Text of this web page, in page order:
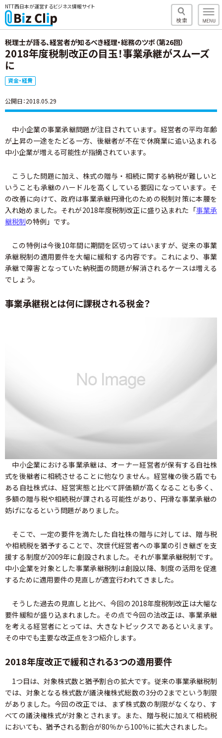
NTT西日本が運営するビジネス情報サイト
税理士が語る、経営者が知るべき経理・総務のツボ（第26回）
2018年度税制改正の目玉！事業承継がスムーズ
に
資金・経費
公開日：2018.05.29
中小企業の事業承継問題が注目されています。経営者の平均年齢
が上昇の一途をたどる一方、後継者が不在で休廃業に追い込まれる
中小企業が増える可能性が指摘されています。
こうした問題に加え、株式の贈与・相続に関する納税が難しいと
いうことも承継のハードルを高くしている要因になっています。そ
の改善に向けて、政府は事業承継円滑化のための税制対策に本腰を
入れ始めました。それが2018年度税制改正に盛り込まれた「事業承
継税制の特例」です。
この特例は今後10年間に期間を区切ってはいますが、従来の事業
承継税制の適用要件を大幅に緩和する内容です。これにより、事業
承継で障害となっていた納税面の問題が解消されるケースは増える
でしょう。
事業承継税とは何に課税される税金？
中小企業における事業承継は、オーナー経営者が保有する自社株
式を後継者に相続させることに他なりません。経営権の後ろ盾でも
ある自社株式は、経営実態と比べて評価額が高くなることも多く、
多額の贈与税や相続税が課される可能性があり、円滑な事業承継の
妨げになるという問題がありました。
そこで、一定の要件を満たした自社株の贈与に対しては、贈与税
や相続税を猶予することで、次世代経営者への事業の引き継ぎを支
援する制度が2009年に創設されました。それが事業承継税制です。
中小企業を対象とした事業承継税制は創設以降、制度の活用を促進
するために適用要件の見直しが適宜行われてきました。
そうした過去の見直しと比べ、今回の2018年度税制改正は大幅な
要件緩和が盛り込まれました。その点で今回の法改正は、事業承継
を考える経営者にとっては、大きなトピックスであるといえます。
その中でも主要な改正点を3つ紹介します。
2018年度改正で緩和される3つの適用要件
1つ目は、対象株式数と猶予割合の拡大です。従来の事業承継税制
では、対象となる株式数が議決権株式総数の3分の2までという制限
がありました。今回の改正では、まず株式数の制限がなくなり、す
べての議決権株式が対象とされます。また、贈与税に加えて相続税
においても、猶予される割合が80％から100％に拡大されました。